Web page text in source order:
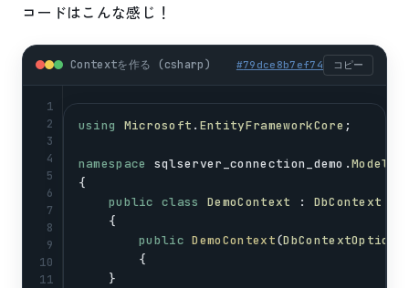
コードはこんな感じ！
Contextを作る (csharp) #79dce8b7ef74 コピー
1
2
3
4
5
6
7
8
9
10
11
using Microsoft . EntityFrameworkCore ;
namespace sqlserver_connection_demo .Models
{
public class DemoContext : DbContext
    {
public DemoContext(DbContextOptions
        {
    }